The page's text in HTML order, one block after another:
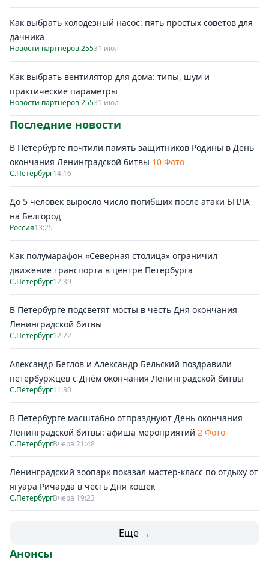
Как выбрать колодезный насос: пять простых советов для
дачника
Новости партнеров 25531 июл
Как выбрать вентилятор для дома: типы, шум и
практические параметры
Новости партнеров 25531 июл
Последние новости
В Петербурге почтили память защитников Родины в День
окончания Ленинградской битвы 10 Фото
С.Петербург14:16
До 5 человек выросло число погибших после атаки БПЛА
на Белгород
Россия13:25
Как полумарафон «Северная столица» ограничил
движение транспорта в центре Петербурга
С.Петербург12:39
В Петербурге подсветят мосты в честь Дня окончания
Ленинградской битвы
С.Петербург12:22
Александр Беглов и Александр Бельский поздравили
петербуржцев с Днём окончания Ленинградской битвы
С.Петербург11:30
В Петербурге масштабно отпразднуют День окончания
Ленинградской битвы: афиша мероприятий 2 Фото
С.ПетербургВчера 21:48
Ленинградский зоопарк показал мастер-класс по отдыху от
ягуара Ричарда в честь Дня кошек
С.ПетербургВчера 19:23
Еще →
Анонсы